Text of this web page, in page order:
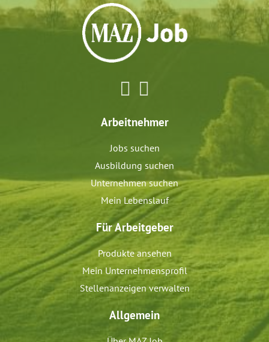
Arbeitnehmer
Jobs suchen
Ausbildung suchen
Unternehmen suchen
Mein Lebenslauf
Für Arbeitgeber
Produkte ansehen
Mein Unternehmensprofil
Stellenanzeigen verwalten
Allgemein